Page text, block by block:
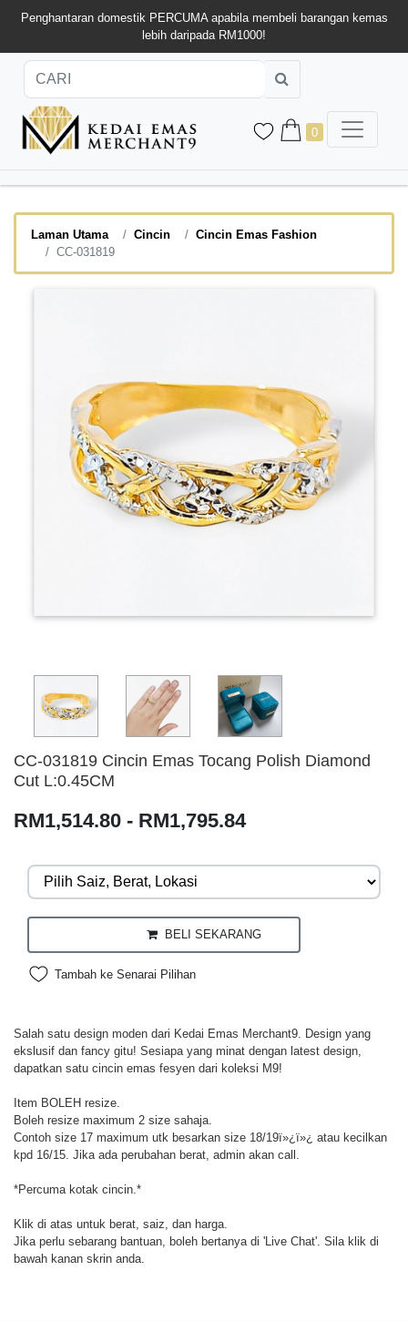
Penghantaran domestik PERCUMA apabila membeli barangan kemas
lebih daripada RM1000!
0
Laman Utama Cincin
Cincin Emas Fashion
CC-031819
CC-031819 Cincin Emas Tocang Polish Diamond
Cut L:0.45CM
RM1,514.80 - RM1,795.84
BELI SEKARANG
Tambah ke Senarai Pilihan
Salah satu design moden dari Kedai Emas Merchant9. Design yang
ekslusif dan fancy gitu! Sesiapa yang minat dengan latest design,
dapatkan satu cincin emas fesyen dari koleksi M9!
Item BOLEH resize.
Boleh resize maximum 2 size sahaja.
Contoh size 17 maximum utk besarkan size 18/19ï»¿ï»¿ atau kecilkan
kpd 16/15. Jika ada perubahan berat, admin akan call.
*Percuma kotak cincin.*
Klik di atas untuk berat, saiz, dan harga.
Jika perlu sebarang bantuan, boleh bertanya di 'Live Chat'. Sila klik di
bawah kanan skrin anda.